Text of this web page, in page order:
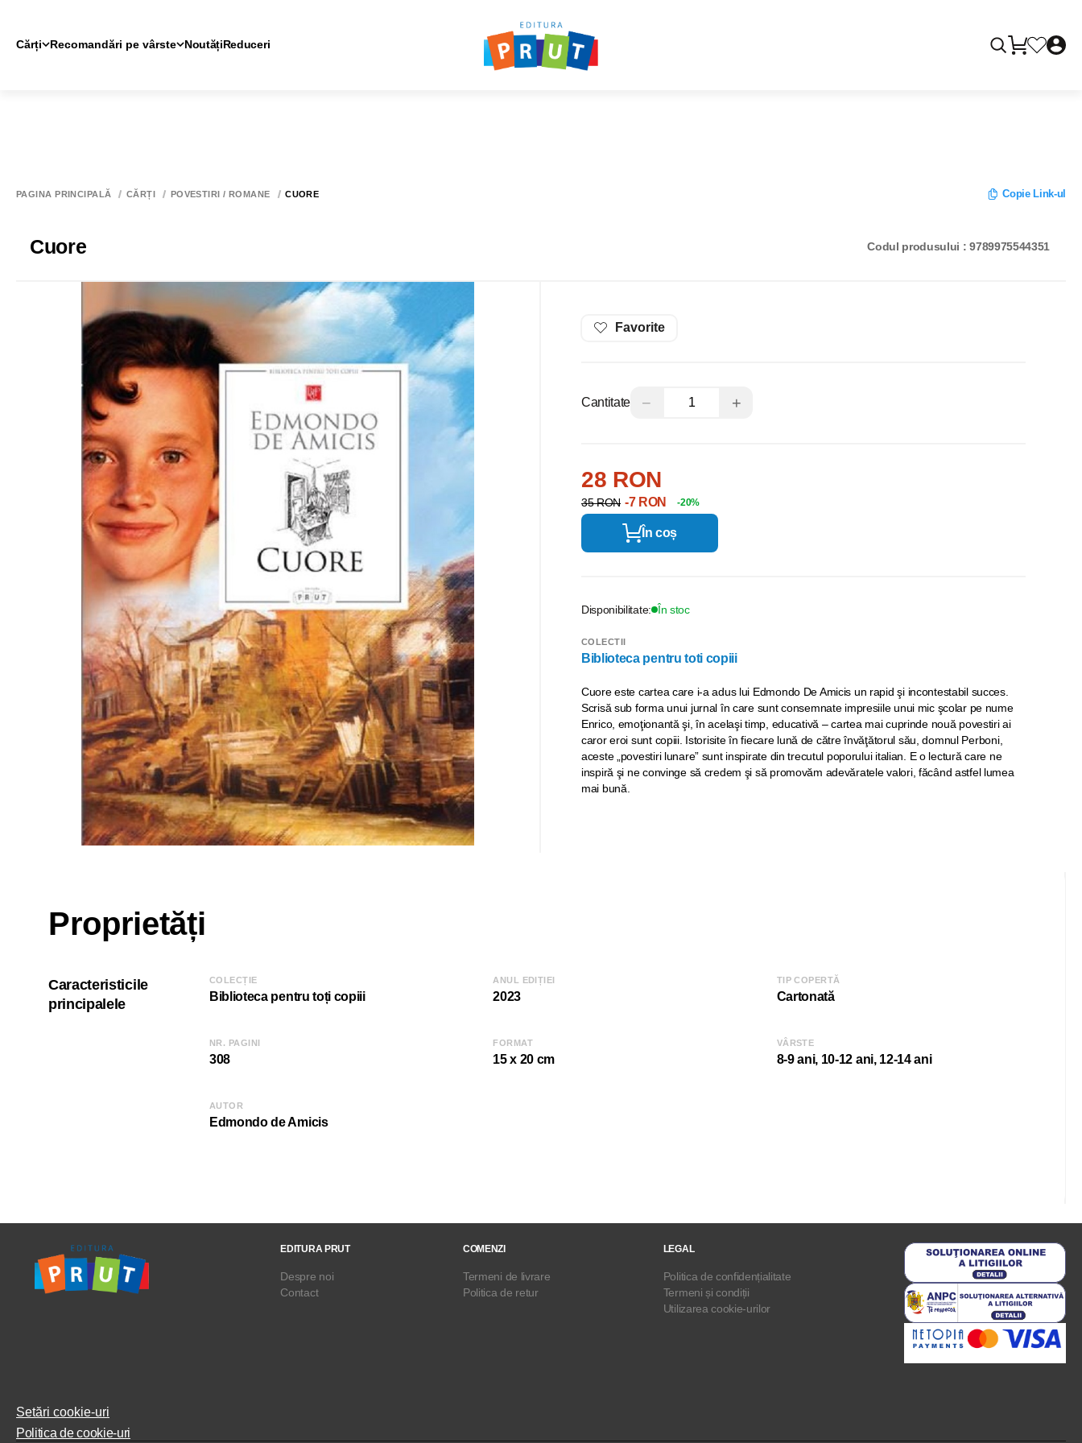
Cărți Recomandări pe vârste NoutățiReduceri
PAGINA PRINCIPALĂ CĂRȚI POVESTIRI / ROMANE CUORE Copie Link-ul
Cuore Codul produsului : 9789975544351
Favorite
Cantitate − +
28 RON
35 RON -7 RON -20%
În coș
Disponibilitate: În stoc
COLECTII
Biblioteca pentru toti copiii
Cuore este cartea care i-a adus lui Edmondo De Amicis un rapid şi incontestabil succes.
Scrisă sub forma unui jurnal în care sunt consemnate impresiile unui mic şcolar pe nume
Enrico, emoţionantă şi, în acelaşi timp, educativă – cartea mai cuprinde nouă povestiri ai
caror eroi sunt copiii. Istorisite în fiecare lună de către învăţătorul său, domnul Perboni,
aceste „povestiri lunare” sunt inspirate din trecutul poporului italian. E o lectură care ne
inspiră şi ne convinge să credem şi să promovăm adevăratele valori, făcând astfel lumea
mai bună.
Proprietăți
Caracteristicile
principalele
COLECȚIE
Biblioteca pentru toți copiii
ANUL EDIȚIEI
2023
TIP COPERTĂ
Cartonată
NR. PAGINI
308
FORMAT
15 x 20 cm
VÂRSTE
8-9 ani, 10-12 ani, 12-14 ani
AUTOR
Edmondo de Amicis
EDITURA PRUT
Despre noi
Contact
COMENZI
Termeni de livrare
Politica de retur
LEGAL
Politica de confidențialitate
Termeni și condiții
Utilizarea cookie-urilor
Setări cookie-uri
Politica de cookie-uri